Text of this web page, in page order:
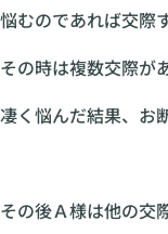
悩むのであれば交際
その時は複数交際が
凄く悩んだ結果、お
その後Ａ様は他の交